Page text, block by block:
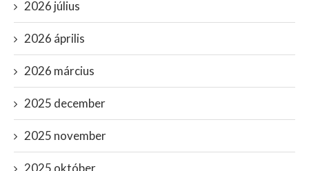
2026 július
2026 április
2026 március
2025 december
2025 november
2025 október